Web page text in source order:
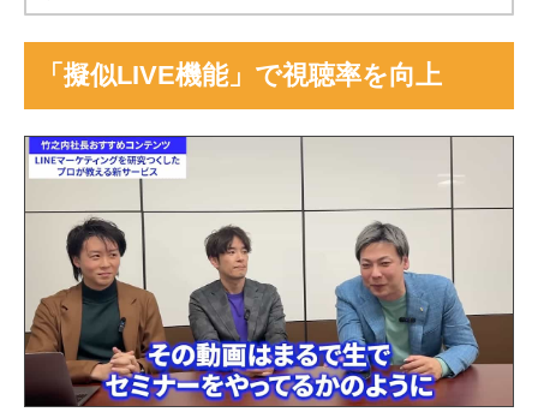
「擬似LIVE機能」で視聴率を向上